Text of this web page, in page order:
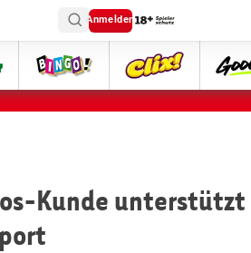
Anmelden
Bingo Clix
Kunde